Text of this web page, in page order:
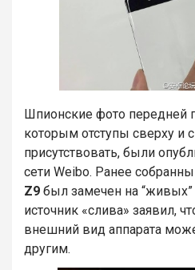
Шпионские фото передней
которым отступы сверху и
присутствовать, были
сети Weibo. Ранее
Z9 был замечен на
источник «слива» заявил,
внешний вид аппарата
другим.